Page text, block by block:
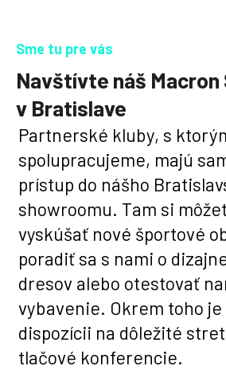
Sme tu pre vás
Navštívte náš Macron
v Bratislave
Partnerské kluby, s
spolupracujeme, majú
prístup do nášho
showroomu. Tam si
vyskúšať nové športové
poradiť sa s nami o
dresov alebo otestovať
vybavenie. Okrem toho
dispozícii na dôležité
tlačové konferencie.